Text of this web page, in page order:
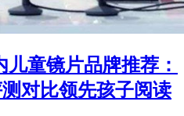
儿童镜片品牌推荐：
对比领先孩子阅读